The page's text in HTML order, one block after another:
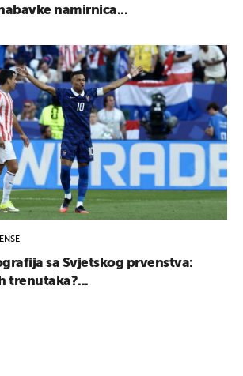
namirnica...
sa Svjetskog prvenstva:
trenutaka?...